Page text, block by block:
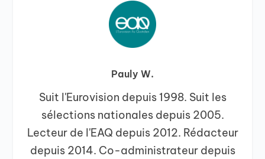
Pauly W.
Suit l'Eurovision depuis 1998. Suit les
sélections nationales depuis 2005.
Lecteur de l'EAQ depuis 2012. Rédacteur
depuis 2014. Co-administrateur depuis